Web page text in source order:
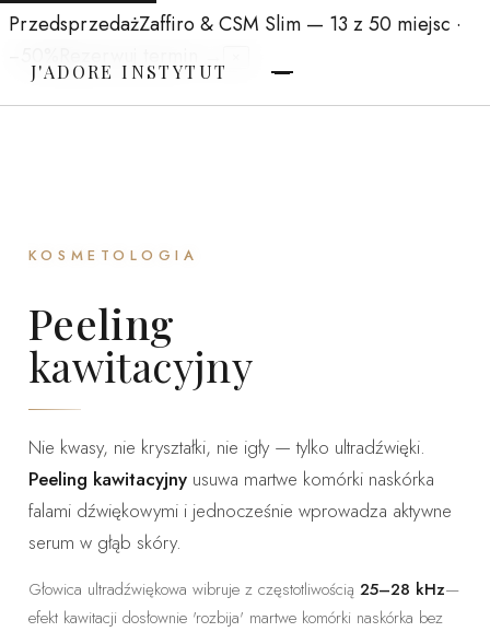
PrzedsprzedażZaffiro & CSM Slim — 13 z 50 miejsc ·
J'ADORE INSTYTUT
KOSMETOLOGIA
Peeling
kawitacyjny
Nie kwasy, nie kryształki, nie igły — tylko ultradźwięki.
Peeling kawitacyjnyusuwa martwe komórki naskórka
falami dźwiękowymi i jednocześnie wprowadza aktywne
serum w głąb skóry.
Głowica ultradźwiękowa wibruje z częstotliwością 25–28 kHz—
efekt kawitacji dosłownie 'rozbija' martwe komórki naskórka bez